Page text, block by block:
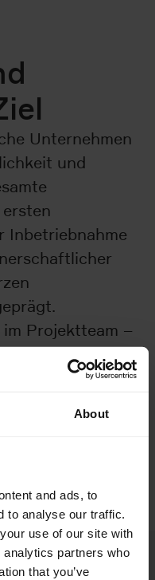
About
and ads, to
to analyse our traffic.
use of our site with
partners who
that you’ve
Unternehmen
und
Inbetriebnahme
Projektteam –
Laupheim oder
der offene,